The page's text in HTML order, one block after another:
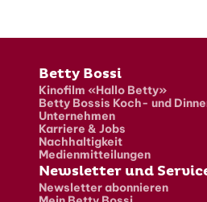
Fusszeile
Betty Bossi
Kinofilm «Hallo Betty»
Betty Bossis Koch- und
Unternehmen
Karriere & Jobs
Nachhaltigkeit
Medienmitteilungen
Newsletter und
Newsletter abonnieren